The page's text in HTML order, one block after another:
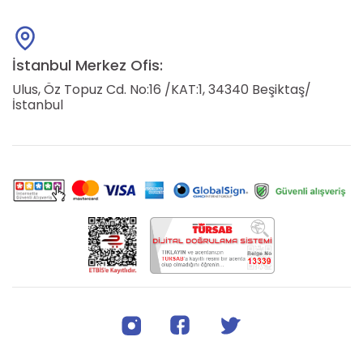
İstanbul Merkez Ofis:
Ulus, Öz Topuz Cd. No:16 /KAT:1, 34340 Beşiktaş/
İstanbul